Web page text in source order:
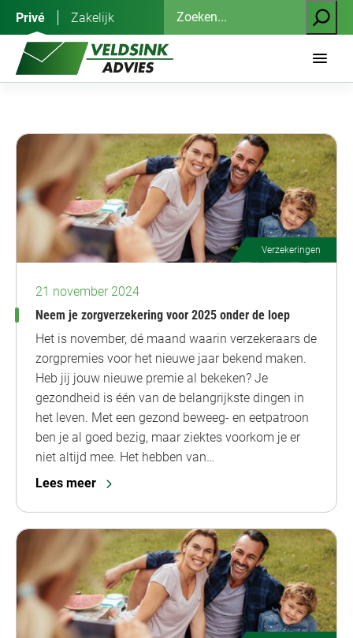
inhoud
Privé Zakelijk
Zoeken
Verzekeringen
21 november 2024
Neem je zorgverzekering voor 2025 onder de loep
Het is november, dé maand waarin verzekeraars de
zorgpremies voor het nieuwe jaar bekend maken.
Heb jij jouw nieuwe premie al bekeken? Je
gezondheid is één van de belangrijkste dingen in
het leven. Met een gezond beweeg- en eetpatroon
ben je al goed bezig, maar ziektes voorkom je er
niet altijd mee. Het hebben van…
Lees meer